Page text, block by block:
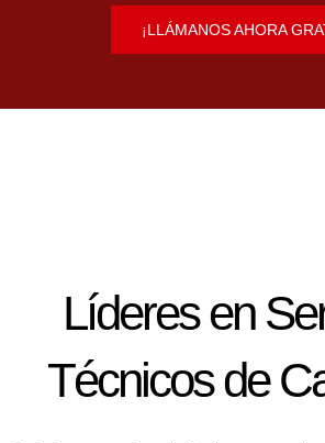
¡LLÁMANOS AHORA
Líderes en
Técnicos de